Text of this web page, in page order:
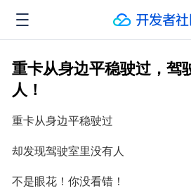
重卡从身边平稳驶过，驾
人！
重卡从身边平稳驶过
却发现驾驶室里没有人
不是眼花！你没看错！